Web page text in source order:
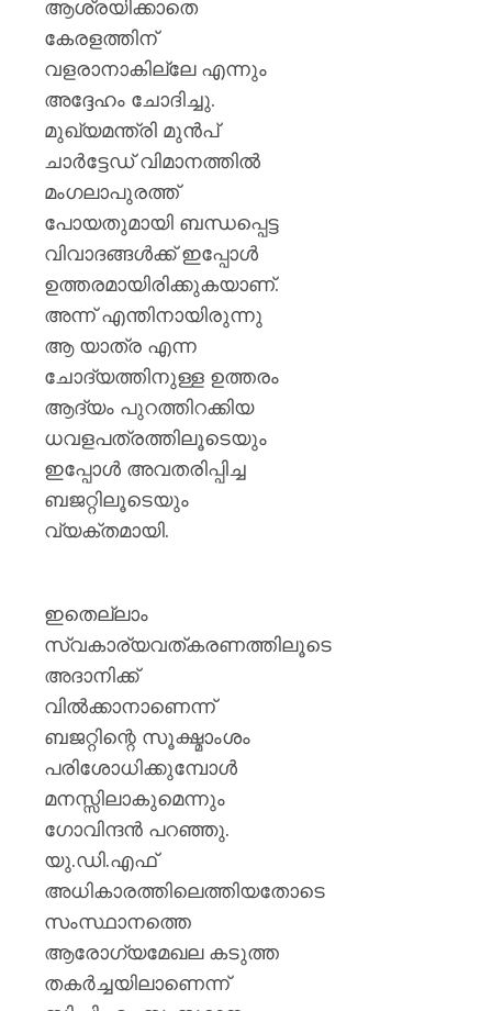
ആശ്രയിക്കാതെ
കേരളത്തിന്
വളരാനാകില്ലേ എന്നും
അദ്ദേഹം ചോദിച്ചു.
മുഖ്യമന്ത്രി മുൻപ്
ചാർട്ടേഡ് വിമാനത്തിൽ
മംഗലാപുരത്ത്
പോയതുമായി ബന്ധപ്പെട്ട
വിവാദങ്ങൾക്ക് ഇപ്പോൾ
ഉത്തരമായിരിക്കുകയാണ്.
അന്ന് എന്തിനായിരുന്നു
ആ യാത്ര എന്ന
ചോദ്യത്തിനുള്ള ഉത്തരം
ആദ്യം പുറത്തിറക്കിയ
ധവളപത്രത്തിലൂടെയും
ഇപ്പോൾ അവതരിപ്പിച്ച
ബജറ്റിലൂടെയും
വ്യക്തമായി.
ഇതെല്ലാം
സ്വകാര്യവത്കരണത്തിലൂടെ
അദാനിക്ക്
വിൽക്കാനാണെന്ന്
ബജറ്റിന്റെ സൂക്ഷ്മാംശം
പരിശോധിക്കുമ്പോൾ
മനസ്സിലാകുമെന്നും
ഗോവിന്ദൻ പറഞ്ഞു.
യു.ഡി.എഫ്
അധികാരത്തിലെത്തിയതോടെ
സംസ്ഥാനത്തെ
ആരോഗ്യമേഖല കടുത്ത
തകർച്ചയിലാണെന്ന്